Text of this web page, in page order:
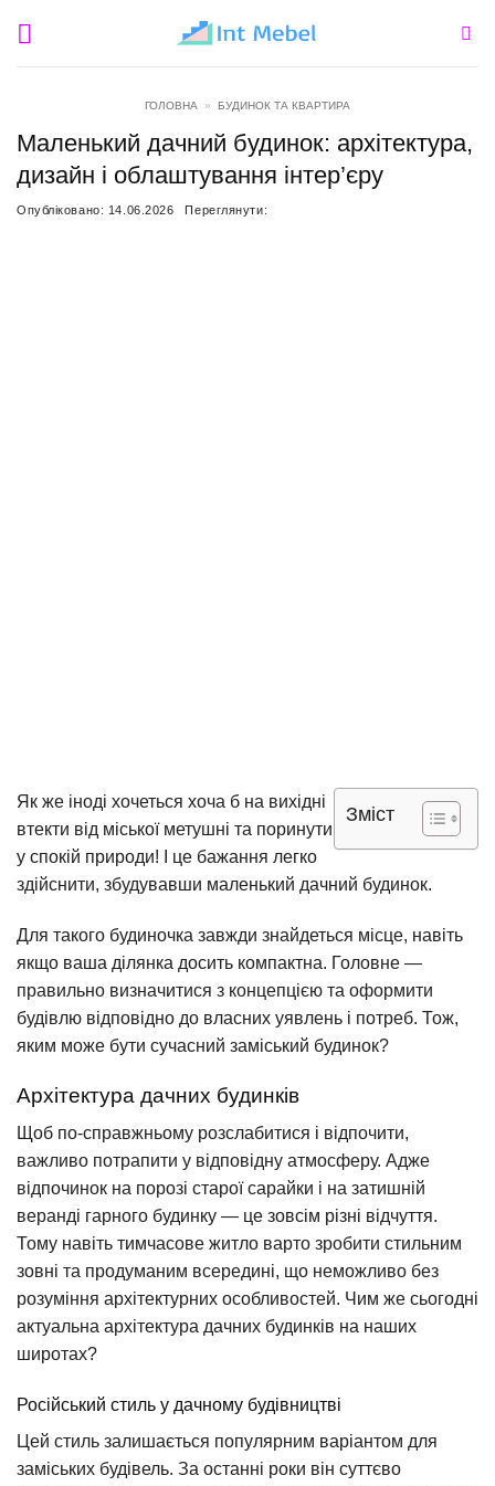
ГОЛОВНА » БУДИНОК ТА КВАРТИРА
Маленький дачний будинок: архітектура,
дизайн і облаштування інтер’єру
Опубліковано: 14.06.2026 Переглянути:
Зміст
Як же іноді хочеться хоча б на вихідні
втекти від міської метушні та поринути
у спокій природи! І це бажання легко
здійснити, збудувавши маленький дачний будинок.
Для такого будиночка завжди знайдеться місце, навіть
якщо ваша ділянка досить компактна. Головне —
правильно визначитися з концепцією та оформити
будівлю відповідно до власних уявлень і потреб. Тож,
яким може бути сучасний заміський будинок?
Архітектура дачних будинків
Щоб по-справжньому розслабитися і відпочити,
важливо потрапити у відповідну атмосферу. Адже
відпочинок на порозі старої сарайки і на затишній
веранді гарного будинку — це зовсім різні відчуття.
Тому навіть тимчасове житло варто зробити стильним
зовні та продуманим всередині, що неможливо без
розуміння архітектурних особливостей. Чим же сьогодні
актуальна архітектура дачних будинків на наших
широтах?
Російський стиль у дачному будівництві
Цей стиль залишається популярним варіантом для
заміських будівель. За останні роки він суттєво